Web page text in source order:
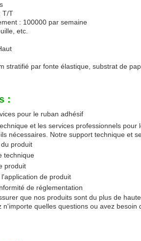
T/T
: 100000 par semaine
etc.
stratifié par fonte élastique, substrat de
:
pour le ruban adhésif
et les services professionnels
nécessaires. Notre support technique et
produit
technique
produit
de produit
de réglementation
que nos produits sont du plus de
n'importe quelles questions ou avez